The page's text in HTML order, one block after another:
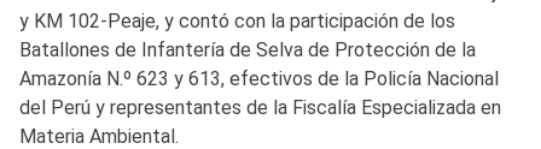
y KM 102-Peaje, y contó con la participación de los
Batallones de Infantería de Selva de Protección de la
Amazonía N.º 623 y 613, efectivos de la Policía Nacional
del Perú y representantes de la Fiscalía Especializada en
Materia Ambiental.